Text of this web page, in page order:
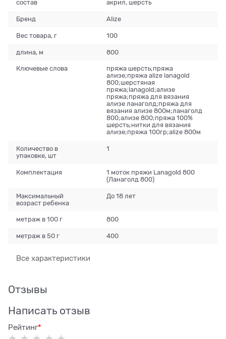
состав акрил, шерсть
Бренд Alize
Вес товара, г 100
длина, м 800
Ключевые слова
пряжа шерсть;пряжа
ализе;пряжа alize lanagold
800;шерстяная
пряжа;lanagold;ализе
пряжа;пряжа для вязания
ализе ланаголд;пряжа для
вязания ализе 800м;ланаголд
800;ализе 800;пряжа 100%
шерсть;нитки для вязания
ализе;пряжа 100гр;alize 800м
Количество в
упаковке, шт
1
Комплектация
1 моток пряжи Lanagold 800
(Ланаголд 800)
Максимальный
возраст ребенка
До 18 лет
метраж в 100 г 800
метраж в 50 г 400
Все характеристики
Отзывы
Написать отзыв
Рейтинг